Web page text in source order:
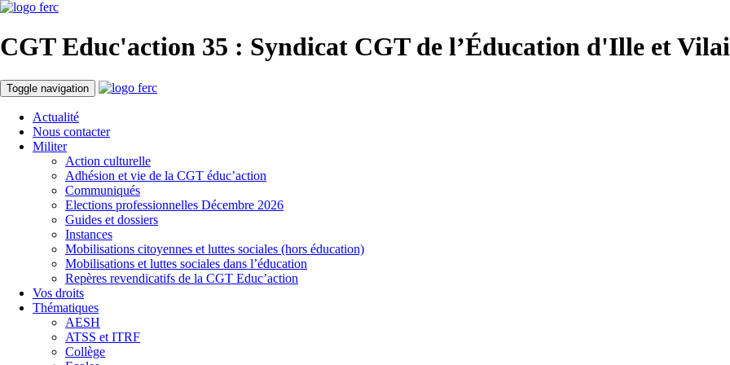
CGT Educ'action 35 : Syndicat CGT de l’Éducation d'Ille et
Toggle navigation
Actualité
Nous contacter
Militer
Action culturelle
Adhésion et vie de la CGT éduc’action
Communiqués
Elections professionnelles Décembre 2026
Guides et dossiers
Instances
Mobilisations citoyennes et luttes sociales (hors éducation)
Mobilisations et luttes sociales dans l’éducation
Repères revendicatifs de la CGT Educ’action
Vos droits
Thématiques
AESH
ATSS et ITRF
Collège